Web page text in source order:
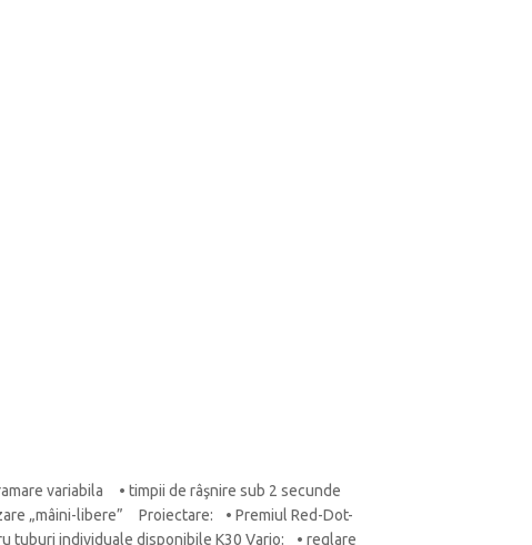
variabila • timpii de râşnire sub 2 secunde
„mâini-libere” Proiectare: • Premiul Red-Dot-
individuale disponibile K30 Vario: • reglare